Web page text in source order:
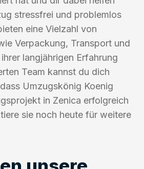
stressfrei und problemlos
eine Vielzahl von
Verpackung, Transport und
langjährigen Erfahrung
Team kannst du dich
Umzugskönig Koenig
in Zenica erfolgreich
sie noch heute für weitere